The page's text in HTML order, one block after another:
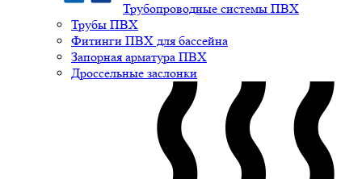
Трубопроводные системы ПВХ
Трубы ПВХ
Фитинги ПВХ для бассейна
Запорная арматура ПВХ
Дроссельные заслонки